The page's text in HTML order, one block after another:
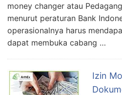
money changer atau
menurut peraturan Bank
operasionalnya harus
dapat membuka cabang …
Izin